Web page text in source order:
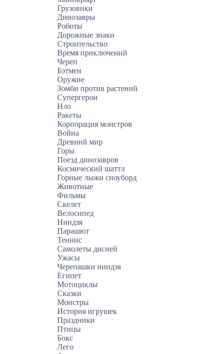
Грузовики
Динозавры
Роботы
Дорожные знаки
Строительство
Время приключений
Череп
Бэтмен
Оружие
Зомби против растений
Супергерои
Нло
Ракеты
Корпорация монстров
Война
Древний мир
Горы
Поезд динозавров
Космический шаттл
Горные лыжи сноуборд
Животные
Фильмы
Скелет
Велосипед
Ниндзя
Парашют
Теннис
Самолеты дисней
Ужасы
Черепашки ниндзя
Египет
Мотоциклы
Сказки
Монстры
История игрушек
Праздники
Птицы
Бокс
Лего